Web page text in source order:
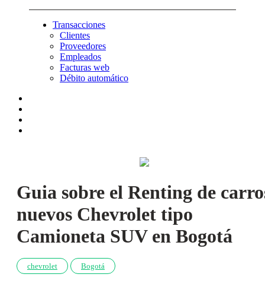
Transacciones
Clientes
Proveedores
Empleados
Facturas web
Débito automático
Guia sobre el Renting de
nuevos Chevrolet tipo
Camioneta SUV en Bogotá
chevrolet Bogotá